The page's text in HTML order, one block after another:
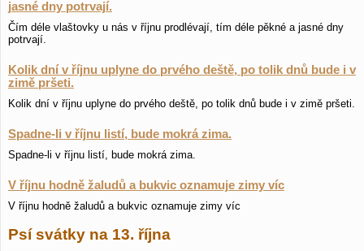
jasné dny potrvají.
Čím déle vlaštovky u nás v říjnu prodlévají, tím déle pěkné a jasné dny
potrvají.
Kolik dní v říjnu uplyne do prvého deště, po tolik dnů bude i v
zimě pršeti.
Kolik dní v říjnu uplyne do prvého deště, po tolik dnů bude i v zimě pršeti.
Spadne-li v říjnu listí, bude mokrá zima.
Spadne-li v říjnu listí, bude mokrá zima.
V říjnu hodně žaludů a bukvic oznamuje zimy víc
V říjnu hodně žaludů a bukvic oznamuje zimy víc
Psí svátky na 13. října